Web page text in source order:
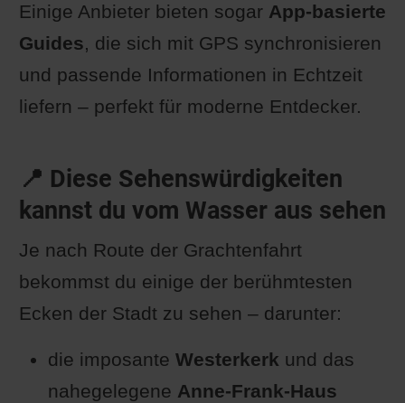
Einige Anbieter bieten sogar App-basierte
Guides, die sich mit GPS synchronisieren
und passende Informationen in Echtzeit
liefern – perfekt für moderne Entdecker.
📍 Diese Sehenswürdigkeiten
kannst du vom Wasser aus sehen
Je nach Route der Grachtenfahrt
bekommst du einige der berühmtesten
Ecken der Stadt zu sehen – darunter:
die imposante Westerkerk und das
nahegelegene Anne-Frank-Haus